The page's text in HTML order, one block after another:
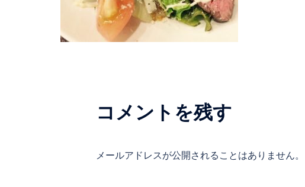
コメントを残す
メールアドレスが公開されることはありません。